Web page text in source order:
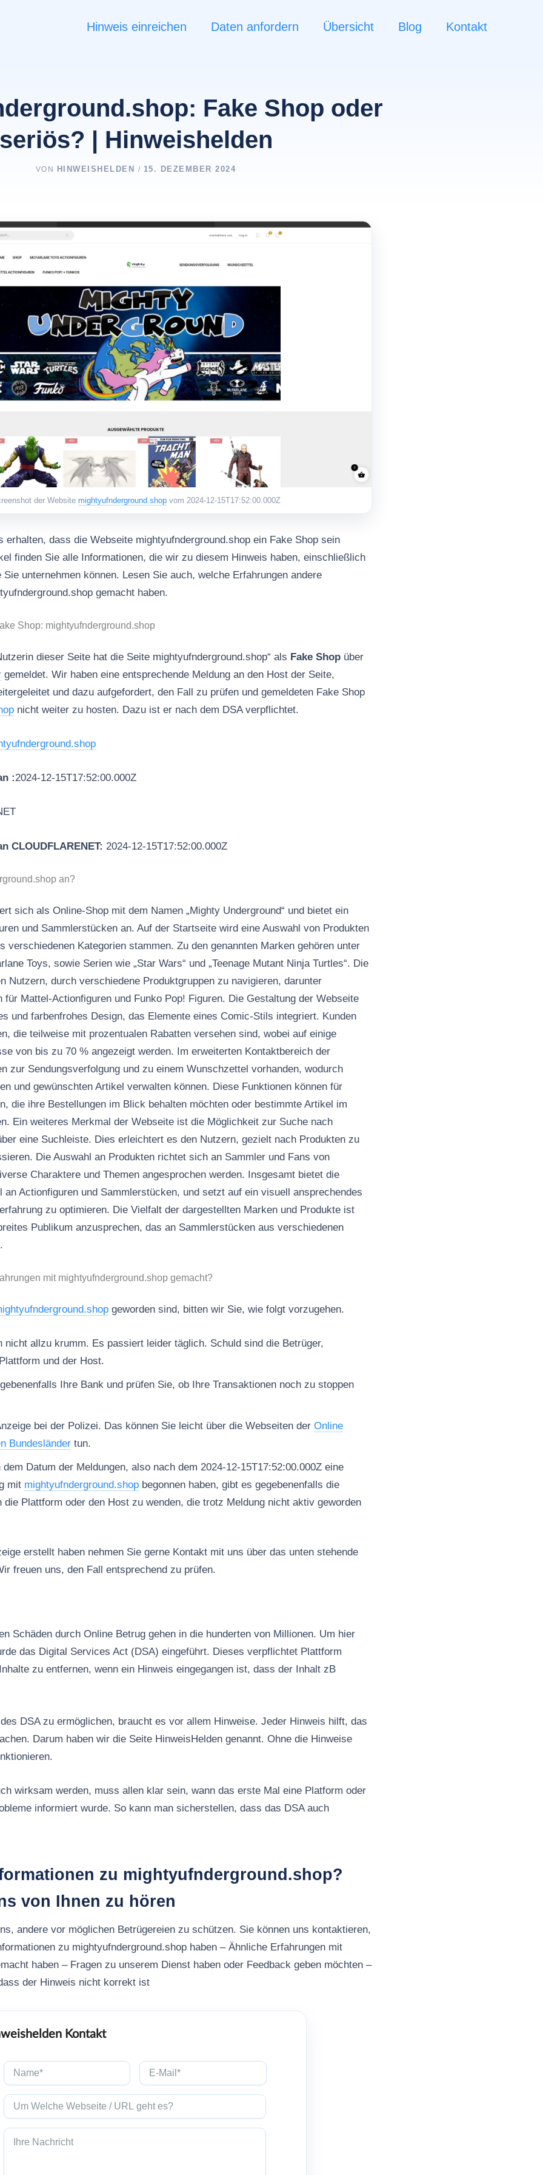
Hinweis einreichen Daten anfordern Übersicht Blog Kontakt
Fake Shop oder
| Hinweishelden
VON HINWEISHELDEN / 15. DEZEMBER 2024
der Website mightyufnderground.shopvom 2024-12-15T17:52:00.000Z
erhalten, dass die Webseite mightyufnderground.shop ein Fake Shop sein
finden Sie alle Informationen, die wir zu diesem Hinweis haben, einschließlich
unternehmen können. Lesen Sie auch, welche Erfahrungen andere
gemacht haben.
Shop: mightyufnderground.shop
dieser Seite hat die Seite mightyufnderground.shop“ als Fake Shop über
gemeldet. Wir haben eine entsprechende Meldung an den Host der Seite,
und dazu aufgefordert, den Fall zu prüfen und gemeldeten Fake Shop
nicht weiter zu hosten. Dazu ist er nach dem DSA verpflichtet.
:2024-12-15T17:52:00.000Z
CLOUDFLARENET: 2024-12-15T17:52:00.000Z
an?
sich als Online-Shop mit dem Namen „Mighty Underground“ und bietet ein
und Sammlerstücken an. Auf der Startseite wird eine Auswahl von Produkten
verschiedenen Kategorien stammen. Zu den genannten Marken gehören unter
Toys, sowie Serien wie „Star Wars“ und „Teenage Mutant Ninja Turtles“. Die
Nutzern, durch verschiedene Produktgruppen zu navigieren, darunter
für Mattel-Actionfiguren und Funko Pop! Figuren. Die Gestaltung der Webseite
und farbenfrohes Design, das Elemente eines Comic-Stils integriert. Kunden
die teilweise mit prozentualen Rabatten versehen sind, wobei auf einige
von bis zu 70 % angezeigt werden. Im erweiterten Kontaktbereich der
zur Sendungsverfolgung und zu einem Wunschzettel vorhanden, wodurch
und gewünschten Artikel verwalten können. Diese Funktionen können für
die ihre Bestellungen im Blick behalten möchten oder bestimmte Artikel im
Ein weiteres Merkmal der Webseite ist die Möglichkeit zur Suche nach
eine Suchleiste. Dies erleichtert es den Nutzern, gezielt nach Produkten zu
Die Auswahl an Produkten richtet sich an Sammler und Fans von
Charaktere und Themen angesprochen werden. Insgesamt bietet die
an Actionfiguren und Sammlerstücken, und setzt auf ein visuell ansprechendes
zu optimieren. Die Vielfalt der dargestellten Marken und Produkte ist
Publikum anzusprechen, das an Sammlerstücken aus verschiedenen
mit mightyufnderground.shop gemacht?
geworden sind, bitten wir Sie, wie folgt vorzugehen.
nicht allzu krumm. Es passiert leider täglich. Schuld sind die Betrüger,
und der Host.
Ihre Bank und prüfen Sie, ob Ihre Transaktionen noch zu stoppen
bei der Polizei. Das können Sie leicht über die Webseiten der Online
Bundesländer tun.
Datum der Meldungen, also nach dem 2024-12-15T17:52:00.000Z eine
mit mightyufnderground.shop begonnen haben, gibt es gegebenenfalls die
Plattform oder den Host zu wenden, die trotz Meldung nicht aktiv geworden
erstellt haben nehmen Sie gerne Kontakt mit uns über das unten stehende
freuen uns, den Fall entsprechend zu prüfen.
Schäden durch Online Betrug gehen in die hunderten von Millionen. Um hier
das Digital Services Act (DSA) eingeführt. Dieses verpflichtet Plattform
zu entfernen, wenn ein Hinweis eingegangen ist, dass der Inhalt zB
DSA zu ermöglichen, braucht es vor allem Hinweise. Jeder Hinweis hilft, das
Darum haben wir die Seite HinweisHelden genannt. Ohne die Hinweise
wirksam werden, muss allen klar sein, wann das erste Mal eine Platform oder
informiert wurde. So kann man sicherstellen, dass das DSA auch
zu mightyufnderground.shop?
von Ihnen zu hören
andere vor möglichen Betrügereien zu schützen. Sie können uns kontaktieren,
zu mightyufnderground.shop haben – Ähnliche Erfahrungen mit
haben – Fragen zu unserem Dienst haben oder Feedback geben möchten –
der Hinweis nicht korrekt ist
Kontakt